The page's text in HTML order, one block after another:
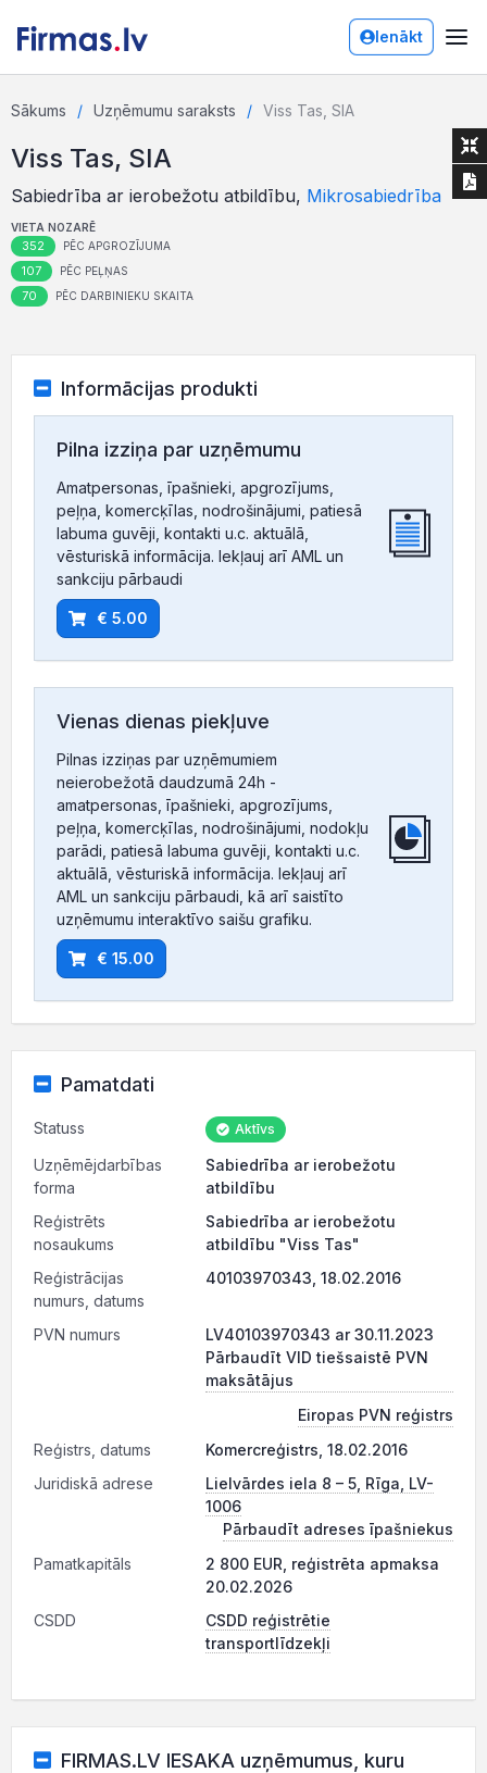
Ienākt
Sākums Uzņēmumu saraksts Viss Tas, SIA
Viss Tas, SIA
Sabiedrība ar ierobežotu atbildību, Mikrosabiedrība
VIETA NOZARĒ
352 PĒC APGROZĪJUMA
107 PĒC PEĻŅAS
70 PĒC DARBINIEKU SKAITA
Informācijas produkti
Pilna izziņa par uzņēmumu
Amatpersonas, īpašnieki, apgrozījums,
peļņa, komercķīlas, nodrošinājumi, patiesā
labuma guvēji, kontakti u.c. aktuālā,
vēsturiskā informācija. Iekļauj arī AML un
sankciju pārbaudi
€ 5.00
Vienas dienas piekļuve
Pilnas izziņas par uzņēmumiem
neierobežotā daudzumā 24h -
amatpersonas, īpašnieki, apgrozījums,
peļņa, komercķīlas, nodrošinājumi, nodokļu
parādi, patiesā labuma guvēji, kontakti u.c.
aktuālā, vēsturiskā informācija. Iekļauj arī
AML un sankciju pārbaudi, kā arī saistīto
uzņēmumu interaktīvo saišu grafiku.
€ 15.00
Pamatdati
Statuss Aktīvs
Uzņēmējdarbības
forma
Sabiedrība ar ierobežotu
atbildību
Reģistrēts
nosaukums
Sabiedrība ar ierobežotu
atbildību "Viss Tas"
Reģistrācijas
numurs, datums
40103970343, 18.02.2016
PVN numurs
LV40103970343 ar 30.11.2023
Pārbaudīt VID tiešsaistē PVN
maksātājus
Eiropas PVN reģistrs
Reģistrs, datums
Komercreģistrs, 18.02.2016
Juridiskā adrese
Lielvārdes iela 8 – 5, Rīga, LV-
1006
Pārbaudīt adreses īpašniekus
Pamatkapitāls
2 800 EUR, reģistrēta apmaksa
20.02.2026
CSDD
CSDD reģistrētie
transportlīdzekļi
FIRMAS.LV IESAKA uzņēmumus, kuru